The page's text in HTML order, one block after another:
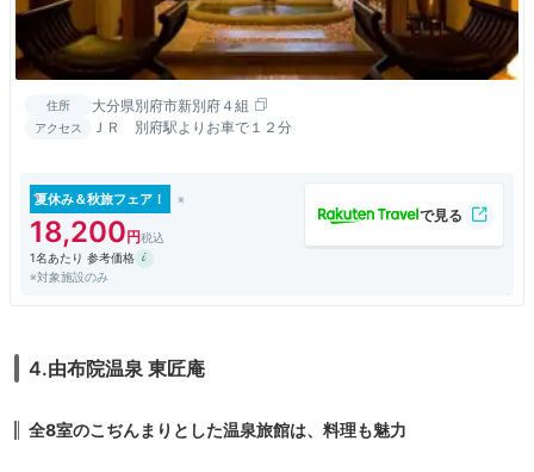
住所 大分県別府市新別府４組
アクセス ＪＲ 別府駅よりお車で１２分
夏休み＆秋旅フェア！
18,200
1名あたり 参考価格
※対象施設のみ
4.由布院温泉 東匠庵
全8室のこぢんまりとした温泉旅館は、料理も魅力